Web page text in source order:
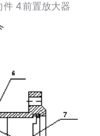
件 4.前置放大器